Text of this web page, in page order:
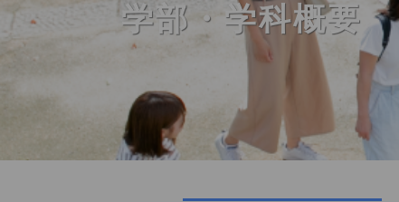
学部・学科概要